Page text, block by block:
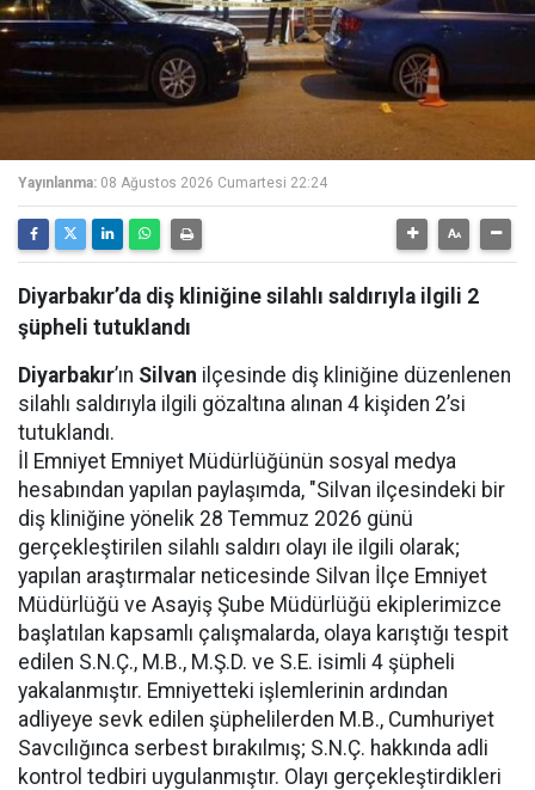
Yayınlanma: 08 Ağustos 2026 Cumartesi 22:24
Diyarbakır’da diş kliniğine silahlı saldırıyla ilgili 2
şüpheli tutuklandı
Diyarbakır’ın Silvan ilçesinde diş kliniğine düzenlenen
silahlı saldırıyla ilgili gözaltına alınan 4 kişiden 2’si
tutuklandı.
İl Emniyet Emniyet Müdürlüğünün sosyal medya
hesabından yapılan paylaşımda, "Silvan ilçesindeki bir
diş kliniğine yönelik 28 Temmuz 2026 günü
gerçekleştirilen silahlı saldırı olayı ile ilgili olarak;
yapılan araştırmalar neticesinde Silvan İlçe Emniyet
Müdürlüğü ve Asayiş Şube Müdürlüğü ekiplerimizce
başlatılan kapsamlı çalışmalarda, olaya karıştığı tespit
edilen S.N.Ç., M.B., M.Ş.D. ve S.E. isimli 4 şüpheli
yakalanmıştır. Emniyetteki işlemlerinin ardından
adliyeye sevk edilen şüphelilerden M.B., Cumhuriyet
Savcılığınca serbest bırakılmış; S.N.Ç. hakkında adli
kontrol tedbiri uygulanmıştır. Olayı gerçekleştirdikleri